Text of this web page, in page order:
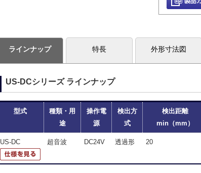
ラインナップ 特長 外形寸法図
US-DCシリーズ ラインナップ
型式
種類・用
途
操作電
源
検出方
式
検出距離
min（mm）
US-DC 超音波 DC24V 透過形 20